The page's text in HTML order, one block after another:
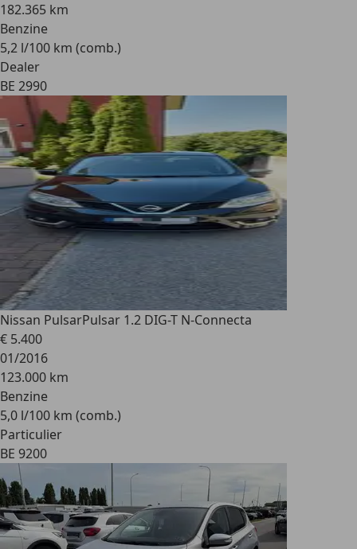
182.365 km
Benzine
5,2 l/100 km (comb.)
Dealer
BE 2990
Nissan PulsarPulsar 1.2 DIG-T N-Connecta
€ 5.400
01/2016
123.000 km
Benzine
5,0 l/100 km (comb.)
Particulier
BE 9200